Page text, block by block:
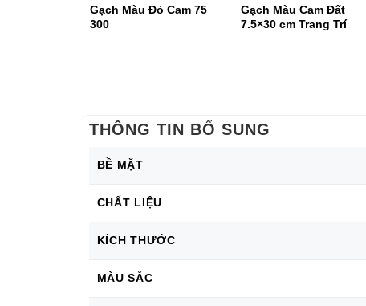
Gạch Màu Đỏ Cam 75
300
Gạch Màu Cam Đất
7.5×30 cm Trang Trí
THÔNG TIN BỔ SUNG
BỀ MẶT
CHẤT LIỆU
KÍCH THƯỚC
MÀU SẮC